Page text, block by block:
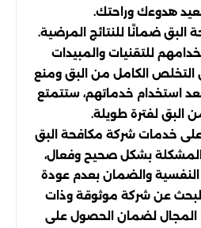
هدوءك وراحتك.
البق ضمانًا للنتائج المرضية.
للتقنيات والمبيدات
التخلص الكامل من البق ومنع
استخدام خدماتهم، ستتمتع
البق لفترة طويلة.
على خدمات شركة مكافحة البق
بشكل صحيح وفعال،
والضمان بعدم عودة
عن شركة موثوقة وذات
لضمان الحصول على